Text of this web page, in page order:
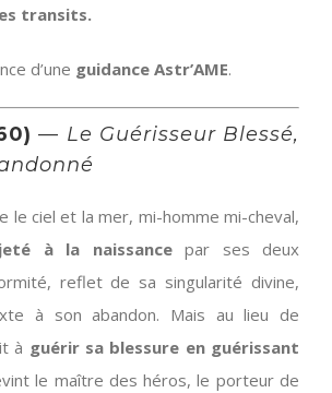
transits.
d’une guidance Astr’AME.
— Le Guérisseur Blessé,
le ciel et la mer, mi-homme mi-cheval,
à la naissancepar ses deux
reflet de sa singularité divine,
à son abandon. Mais au lieu de
à guérir sa blessure en guérissant
le maître des héros, le porteur de